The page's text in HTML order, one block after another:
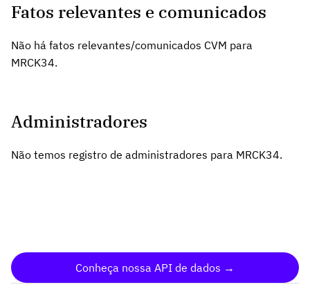
Fatos relevantes e comunicados
Não há fatos relevantes/comunicados CVM para
MRCK34.
Administradores
Não temos registro de administradores para MRCK34.
Conheça nossa API de dados →